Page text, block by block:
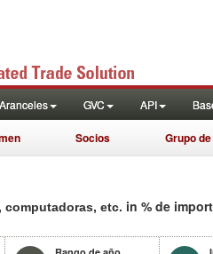
Aranceles GVC API
Socios Grupo
computadoras, etc. in % de